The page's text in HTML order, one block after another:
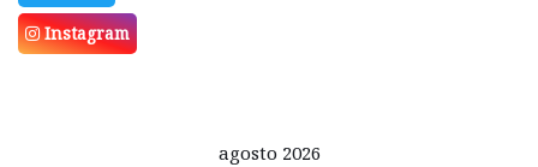
Instagram
agosto 2026